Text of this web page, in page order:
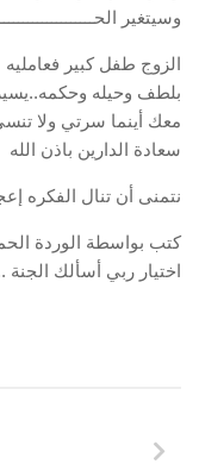
وسيتغير
الزوج طفل كبير فعامليه
بلطف وحيله
معك أينما سرتي ولا
سعادة الدارين باذن الله
نتمنى أن تنال الفكره
كتب بواسطة الوردة
اختيار ربي أسألك الجنة